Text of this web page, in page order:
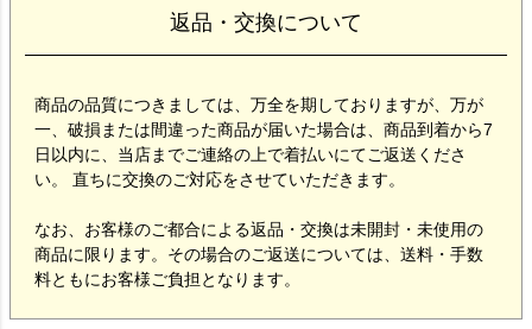
返品・交換について
商品の品質につきましては、万全を期しておりますが、万が
一、破損または間違った商品が届いた場合は、商品到着から7
日以内に、当店までご連絡の上で着払いにてご返送くださ
い。 直ちに交換のご対応をさせていただきます。
なお、お客様のご都合による返品・交換は未開封・未使用の
商品に限ります。その場合のご返送については、送料・手数
料ともにお客様ご負担となります。